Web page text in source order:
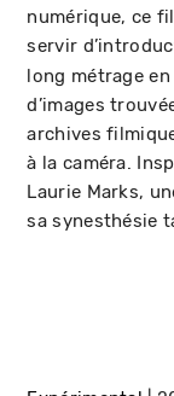
numérique, ce
servir
long métrage
d’images
archives
à la caméra.
Laurie Marks,
sa synesthésie